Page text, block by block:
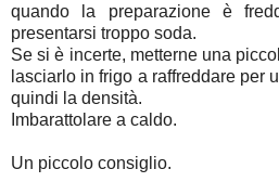
quando la preparazione è
presentarsi troppo soda.
Se si è incerte, metterne una
lasciarlo in frigo a raffreddare per
quindi la densità.
Imbarattolare a caldo.
Un piccolo consiglio.